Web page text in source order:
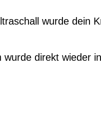
wurde dein
wurde direkt wieder